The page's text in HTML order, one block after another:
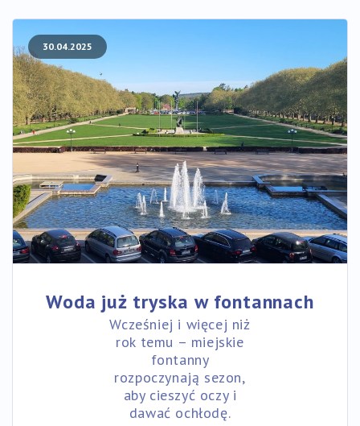
30.04.2025
Woda już tryska w fontannach
Wcześniej i więcej niż
rok temu – miejskie
fontanny
rozpoczynają sezon,
aby cieszyć oczy i
dawać ochłodę.